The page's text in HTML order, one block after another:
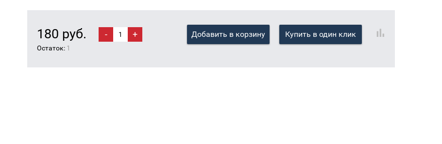
180 руб.
Остаток: 1
- + Добавить в корзину Купить в один клик